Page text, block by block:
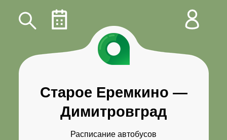
Старое Еремкино —
Димитровград
Расписание автобусов